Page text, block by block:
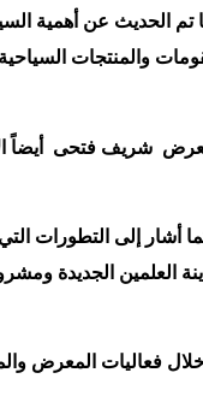
تم الحديث عن أهمية
والمنتجات
شريف فتحى أيضاً
أشار إلى التطورات
العلمين الجديدة
فعاليات المعرض